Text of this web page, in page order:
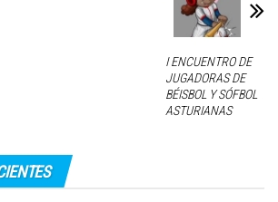
I ENCUENTRO DE
JUGADORAS DE
BÉISBOL Y SÓFBOL
ASTURIANAS